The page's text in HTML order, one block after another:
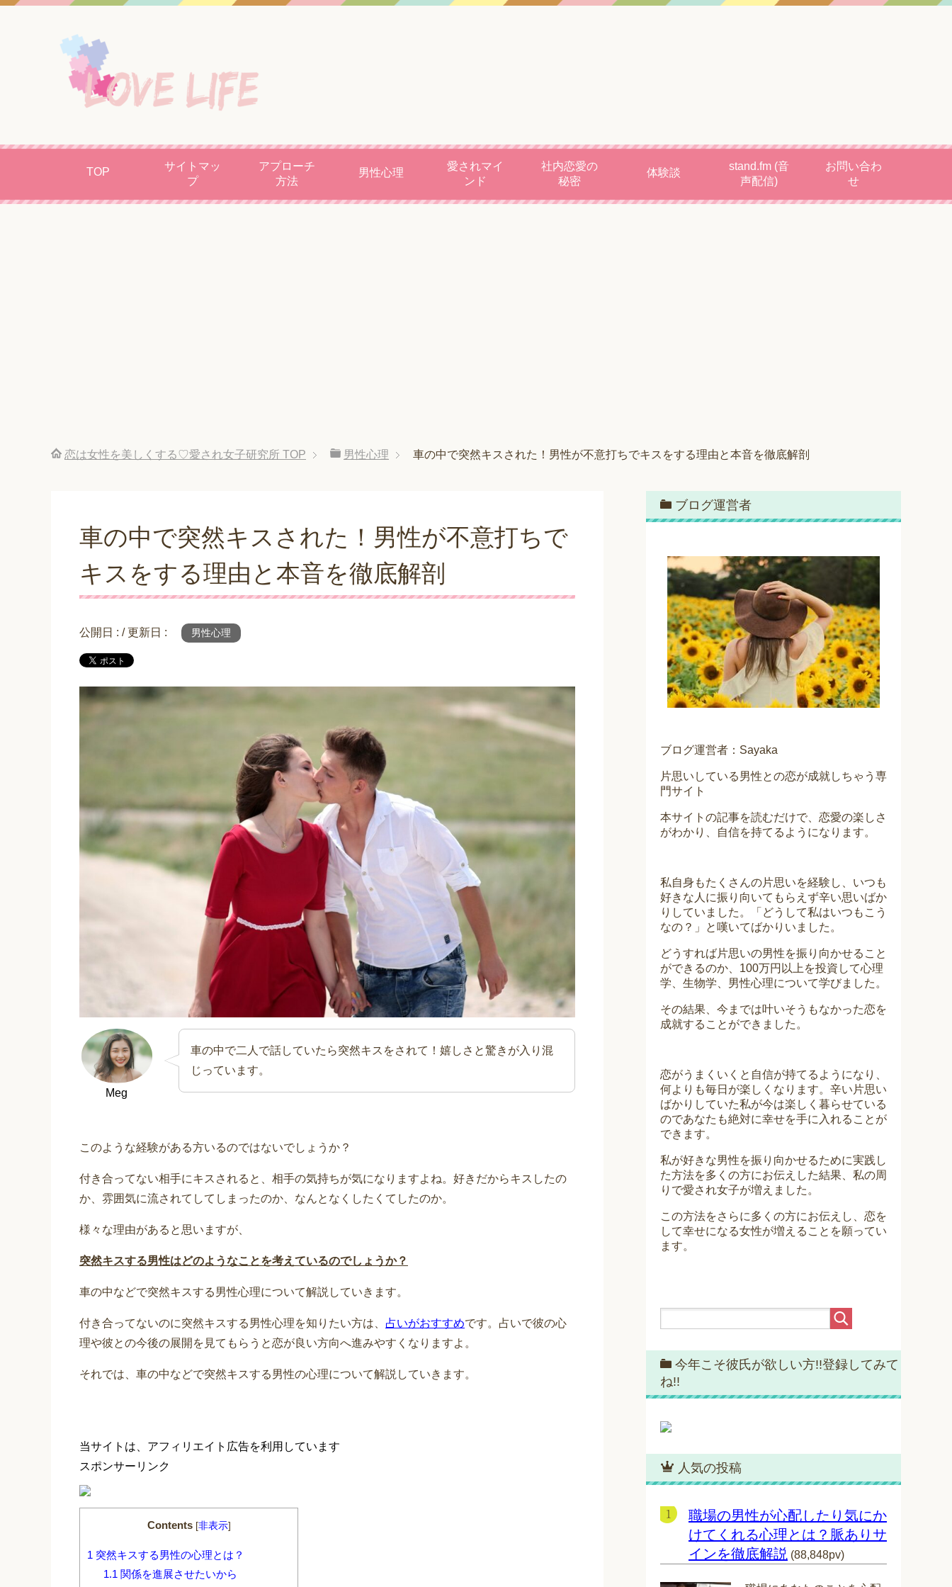
TOP
サイトマッ
プ
アプローチ
方法
男性心理
愛されマイ
ンド
社内恋愛の
秘密
体験談
stand.fm (音
声配信)
お問い合わ
せ
恋は女性を美しくする♡愛され女子研究所 TOP 男性心理 車の中で突然キスされた！男性が不意打ちでキスをする理由と本音を徹底解剖
車の中で突然キスされた！男性が不意打ちで
キスをする理由と本音を徹底解剖
公開日 : / 更新日 : 男性心理
Meg
車の中で二人で話していたら突然キスをされて！嬉しさと驚きが入り混
じっています。
このような経験がある方いるのではないでしょうか？
付き合ってない相手にキスされると、相手の気持ちが気になりますよね。好きだからキスしたの
か、雰囲気に流されてしてしまったのか、なんとなくしたくてしたのか。
様々な理由があると思いますが、
突然キスする男性はどのようなことを考えているのでしょうか？
車の中などで突然キスする男性心理について解説していきます。
付き合ってないのに突然キスする男性心理を知りたい方は、 占いがおすすめです。占いで彼の心
理や彼との今後の展開を見てもらうと恋が良い方向へ進みやすくなりますよ。
それでは、車の中などで突然キスする男性の心理について解説していきます。
当サイトは、アフィリエイト広告を利用しています
スポンサーリンク
Contents [非表示]
1 突然キスする男性の心理とは？
1.1 関係を進展させたいから
ブログ運営者
ブログ運営者：Sayaka
片思いしている男性との恋が成就しちゃう専
門サイト
本サイトの記事を読むだけで、恋愛の楽しさ
がわかり、自信を持てるようになります。
私自身もたくさんの片思いを経験し、いつも
好きな人に振り向いてもらえず辛い思いばか
りしていました。「どうして私はいつもこう
なの？」と嘆いてばかりいました。
どうすれば片思いの男性を振り向かせること
ができるのか、100万円以上を投資して心理
学、生物学、男性心理について学びました。
その結果、今までは叶いそうもなかった恋を
成就することができました。
恋がうまくいくと自信が持てるようになり、
何よりも毎日が楽しくなります。辛い片思い
ばかりしていた私が今は楽しく暮らせている
のであなたも絶対に幸せを手に入れることが
できます。
私が好きな男性を振り向かせるために実践し
た方法を多くの方にお伝えした結果、私の周
りで愛され女子が増えました。
この方法をさらに多くの方にお伝えし、恋を
して幸せになる女性が増えることを願ってい
ます。
今年こそ彼氏が欲しい方!!登録してみて
ね!!
人気の投稿
職場の男性が心配したり気にか
けてくれる心理とは？脈ありサ
インを徹底解説 (88,848pv)